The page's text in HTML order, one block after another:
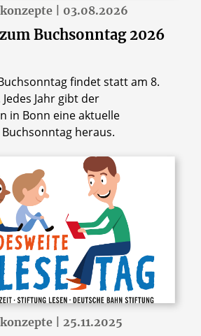
| 03.08.2026
Buchsonntag 2026
findet statt am 8.
Jahr gibt der
in Bonn eine aktuelle
heraus.
© Stiftung Lesen
| 25.11.2025